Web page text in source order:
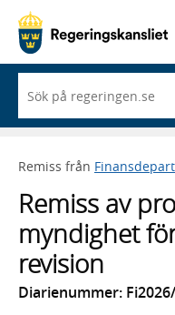
du
börjar
skriva
framträder
lista
med
sökförslag
Remiss från
Remiss av
myndighet
revision
Diarienummer: